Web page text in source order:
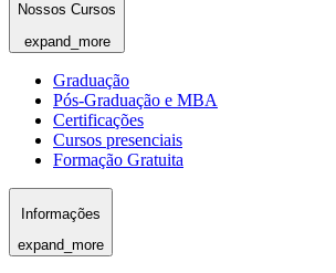
Nossos Cursos
expand_more
Graduação
Pós-Graduação e MBA
Certificações
Cursos presenciais
Formação Gratuita
Informações
expand_more